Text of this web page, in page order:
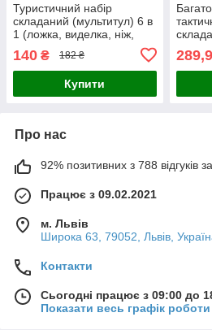
Туристичний набір
складаний (мультитул) 6 в
1 (ложка, виделка, ніж,
відкривачка, штопор) Black
140 ₴ 182 ₴
Купити
Silver
Про нас
92% позитивних з 788 відгуків
Працює з 09.02.2021
м. Львів
Широка 63, 79052, Львів,
Контакти
Сьогодні працює з 09:00 до
Показати весь графік роботи